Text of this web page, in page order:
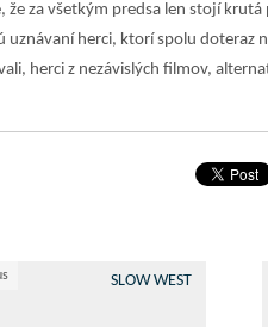
že za všetkým predsa len stojí
uznávaní herci, ktorí spolu doteraz
herci z nezávislých filmov,
SLOW WEST